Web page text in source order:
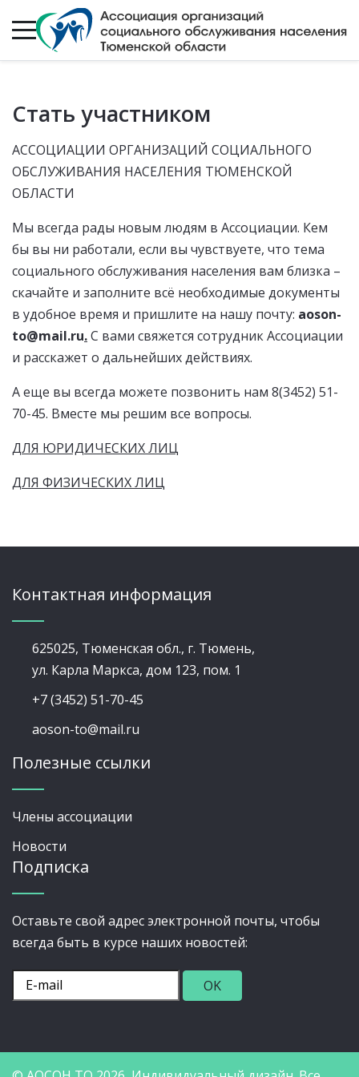
Стать участником
АССОЦИАЦИИ ОРГАНИЗАЦИЙ СОЦИАЛЬНОГО
ОБСЛУЖИВАНИЯ НАСЕЛЕНИЯ ТЮМЕНСКОЙ
ОБЛАСТИ
Мы всегда рады новым людям в Ассоциации. Кем
бы вы ни работали, если вы чувствуете, что тема
социального обслуживания населения вам близка –
скачайте и заполните всё необходимые документы
в удобное время и пришлите на нашу почту: aoson-
to@mail.ru.С вами свяжется сотрудник Ассоциации
и расскажет о дальнейших действиях.
А еще вы всегда можете позвонить нам 8(3452) 51-
70-45. Вместе мы решим все вопросы.
ДЛЯ ЮРИДИЧЕСКИХ ЛИЦ
ДЛЯ ФИЗИЧЕСКИХ ЛИЦ
Контактная информация
625025, Тюменская обл., г. Тюмень,
ул. Карла Маркса, дом 123, пом. 1
+7 (3452) 51-70-45
aoson-to@mail.ru
Полезные ссылки
Члены ассоциации
Новости
Подписка
Оставьте свой адрес электронной почты, чтобы
всегда быть в курсе наших новостей: